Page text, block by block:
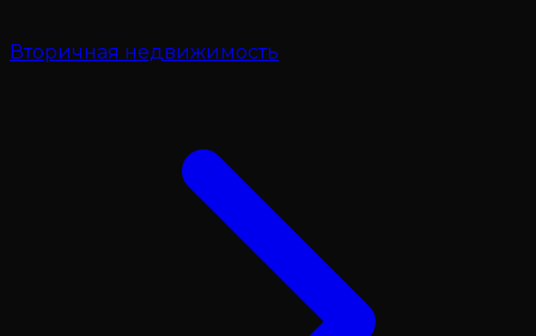
Вторичная недвижимость